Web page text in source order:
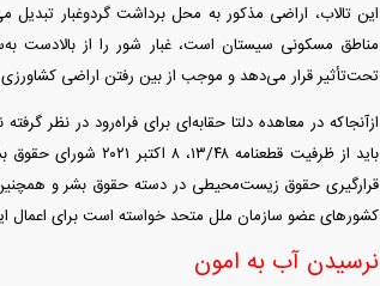
این تالاب، اراضی مذکور به محل برداشت گردوغبار
مناطق مسکونی سیستان است، غبار شور را از
تحت‌تأثیر قرار می‌دهد و موجب از بین رفتن اراضی
ازآنجاکه در معاهده دلتا حقابه‌ای برای فراه‌رود در نظر
قرارگیری حقوق زیست‌محیطی در دسته حقوق بشر و
کشور‌های عضو سازمان ملل متحد خواسته است برای اعمال
نرسیدن آب به امون